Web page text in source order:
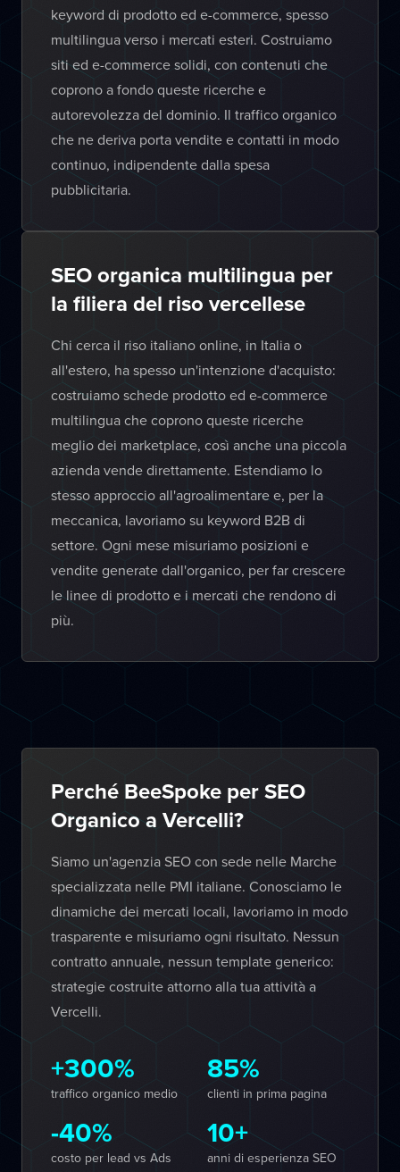
keyword di prodotto ed e-commerce, spesso
multilingua verso i mercati esteri. Costruiamo
siti ed e-commerce solidi, con contenuti che
coprono a fondo queste ricerche e
autorevolezza del dominio. Il traffico organico
che ne deriva porta vendite e contatti in modo
continuo, indipendente dalla spesa
pubblicitaria.
SEO organica multilingua per
la filiera del riso vercellese
Chi cerca il riso italiano online, in Italia o
all'estero, ha spesso un'intenzione d'acquisto:
costruiamo schede prodotto ed e-commerce
multilingua che coprono queste ricerche
meglio dei marketplace, così anche una piccola
azienda vende direttamente. Estendiamo lo
stesso approccio all'agroalimentare e, per la
meccanica, lavoriamo su keyword B2B di
settore. Ogni mese misuriamo posizioni e
vendite generate dall'organico, per far crescere
le linee di prodotto e i mercati che rendono di
più.
Perché BeeSpoke per SEO
Organico a Vercelli?
Siamo un'agenzia SEO con sede nelle Marche
specializzata nelle PMI italiane. Conosciamo le
dinamiche dei mercati locali, lavoriamo in modo
trasparente e misuriamo ogni risultato. Nessun
contratto annuale, nessun template generico:
strategie costruite attorno alla tua attività a
Vercelli.
+300%
traffico organico medio
85%
clienti in prima pagina
-40%
costo per lead vs Ads
10+
anni di esperienza SEO